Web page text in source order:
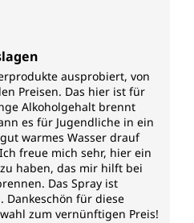
ausprobiert, von
Preisen. Das hier ist für
Alkoholgehalt brennt
es für Jugendliche in ein
warmes Wasser drauf
freue mich sehr, hier ein
haben, das mir hilft bei
Das Spray ist
Dankeschön für diese
zum vernünftigen Preis!